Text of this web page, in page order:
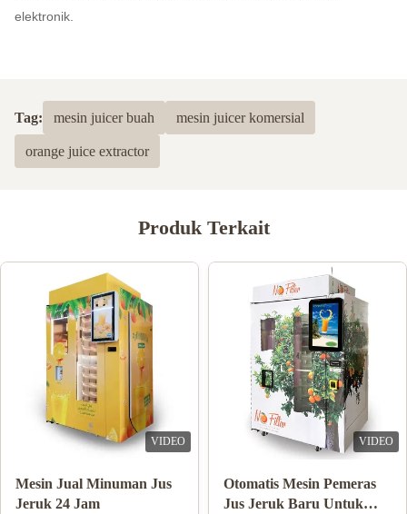
elektronik.
Tag: mesin juicer buah mesin juicer komersial
orange juice extractor
Produk Terkait
VIDEO
Pembayaran
Penjual Jus Jeruk
VIDEO
Mesin Jual Minuman Jus
Jeruk 24 Jam
Jus